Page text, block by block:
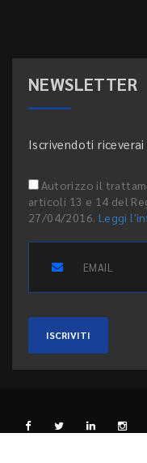
NEWSLETTER
Iscrivendoti
Autorizzo il
articoli 13 e 14 del
27/04/2016. Leggi
ISCRIVITI